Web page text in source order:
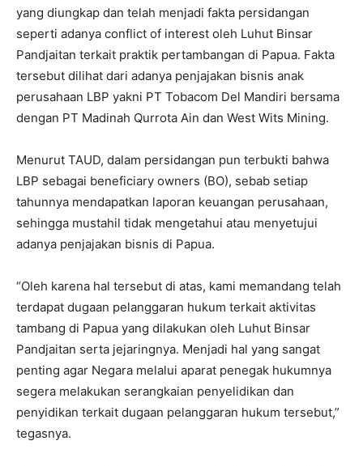
yang diungkap dan telah menjadi fakta persidangan
seperti adanya conflict of interest oleh Luhut Binsar
Pandjaitan terkait praktik pertambangan di Papua. Fakta
tersebut dilihat dari adanya penjajakan bisnis anak
perusahaan LBP yakni PT Tobacom Del Mandiri bersama
dengan PT Madinah Qurrota Ain dan West Wits Mining.
Menurut TAUD, dalam persidangan pun terbukti bahwa
LBP sebagai beneficiary owners (BO), sebab setiap
tahunnya mendapatkan laporan keuangan perusahaan,
sehingga mustahil tidak mengetahui atau menyetujui
adanya penjajakan bisnis di Papua.
“Oleh karena hal tersebut di atas, kami memandang telah
terdapat dugaan pelanggaran hukum terkait aktivitas
tambang di Papua yang dilakukan oleh Luhut Binsar
Pandjaitan serta jejaringnya. Menjadi hal yang sangat
penting agar Negara melalui aparat penegak hukumnya
segera melakukan serangkaian penyelidikan dan
penyidikan terkait dugaan pelanggaran hukum tersebut,”
tegasnya.